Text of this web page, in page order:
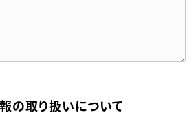
の取り扱いについて